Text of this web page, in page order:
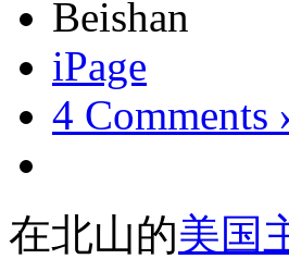
Beishan
iPage
4 Comments
在北山的美国